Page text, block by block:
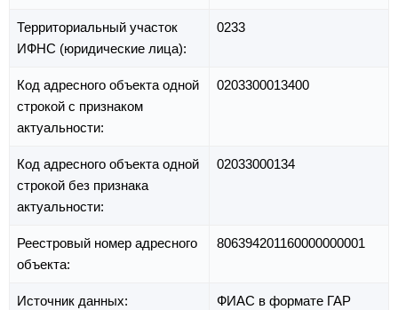
Территориальный участок
ИФНС (юридические лица):
0233
Код адресного объекта одной
строкой с признаком
актуальности:
0203300013400
Код адресного объекта одной
строкой без признака
актуальности:
02033000134
Реестровый номер адресного
объекта:
806394201160000000001
Источник данных: ФИАС в формате ГАР